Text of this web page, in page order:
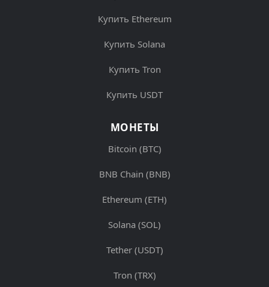
Купить Ethereum
Купить Solana
Купить Tron
Купить USDT
МОНЕТЫ
Bitcoin (BTC)
BNB Chain (BNB)
Ethereum (ETH)
Solana (SOL)
Tether (USDT)
Tron (TRX)